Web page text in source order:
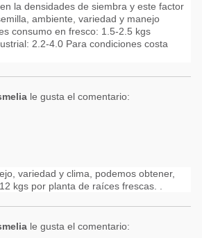
la densidades de siembra y este factor
ambiente, variedad y manejo
consumo en fresco: 1.5-2.5 kgs
2.2-4.0 Para condiciones costa
le gusta el comentario:
variedad y clima, podemos obtener,
kgs por planta de raíces frescas. .
le gusta el comentario: